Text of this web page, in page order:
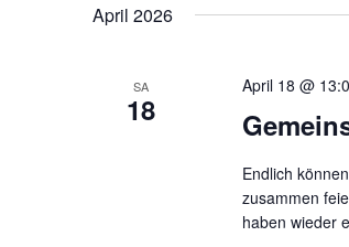
Ansichten,
Navigation
Schlüsselwort.
April 2026
SA
18
April 18 @
Endlich
zusammen
haben wieder